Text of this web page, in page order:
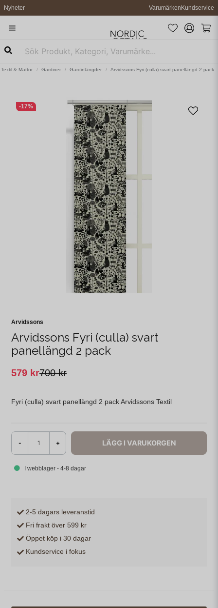
Nyheter VarumärkenKundservice
Textil & Mattor Gardiner Gardinlängder Arvidssons Fyri (culla) svart panellängd 2 pack
-17%
Arvidssons
Arvidssons Fyri (culla) svart
panellängd 2 pack
700 kr
579 kr
Fyri (culla) svart panellängd 2 pack Arvidssons Textil
- + LÄGG I VARUKORGEN
I webblager - 4-8 dagar
2-5 dagars leveranstid
Fri frakt över 599 kr
Öppet köp i 30 dagar
Kundservice i fokus